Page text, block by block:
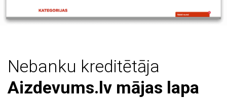
Nebanku kreditētāja
Aizdevums.lv mājas lapa